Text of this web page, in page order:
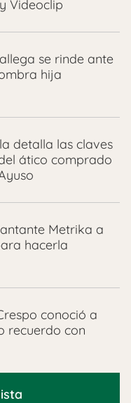
Videoclip
se rinde ante
hija
detalla las claves
ático comprado
Metrika a
hacerla
conoció a
recuerdo con